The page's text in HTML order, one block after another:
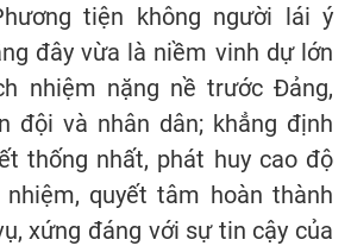
tiện không người lái ý
đây vừa là niềm vinh dự lớn
nhiệm nặng nề trước Đảng,
đội và nhân dân; khẳng định
thống nhất, phát huy cao độ
quyết tâm hoàn thành
xứng đáng với sự tin cậy của